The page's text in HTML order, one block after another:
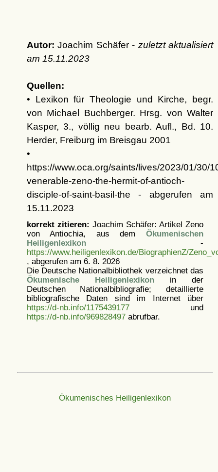
Autor: Joachim Schäfer - zuletzt aktualisiert
am 15.11.2023
Quellen:
• Lexikon für Theologie und Kirche, begr.
von Michael Buchberger. Hrsg. von Walter
Kasper, 3., völlig neu bearb. Aufl., Bd. 10.
Herder, Freiburg im Breisgau 2001
•
https://www.oca.org/saints/lives/2023/01/30/
venerable-zeno-the-hermit-of-antioch-
disciple-of-saint-basil-the - abgerufen am
15.11.2023
korrekt zitieren: Joachim Schäfer: ArtikelZeno
von Antiochia, aus dem Ökumenischen
Heiligenlexikon-
https://www.heiligenlexikon.de/BiographienZ/
, abgerufen am 6. 8. 2026
Die Deutsche Nationalbibliothek verzeichnet das
Ökumenische Heiligenlexikonin der
Deutschen Nationalbibliografie; detaillierte
bibliografische Daten sind im Internet über
https://d-nb.info/1175439177und
https://d-nb.info/969828497abrufbar.
Ökumenisches Heiligenlexikon